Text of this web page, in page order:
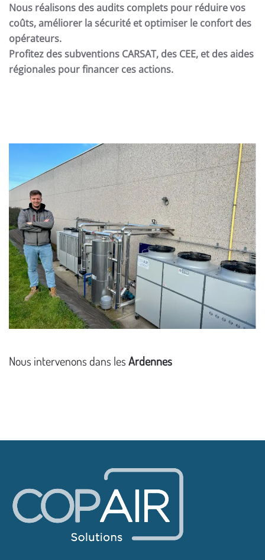
Nous réalisons des audits complets pour réduire vos
coûts, améliorer la sécurité et optimiser le confort des
opérateurs.
Profitez des subventions CARSAT, des CEE, et des aides
régionales pour financer ces actions.
Nous intervenons dans lesArdennes